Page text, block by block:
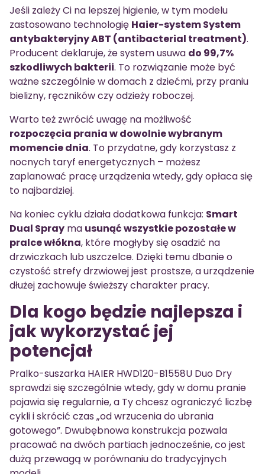
Jeśli zależy Ci na lepszej higienie, w tym modelu
zastosowano technologię Haier-system System
antybakteryjny ABT (antibacterial treatment).
Producent deklaruje, że system usuwa do 99,7%
szkodliwych bakterii. To rozwiązanie może być
ważne szczególnie w domach z dziećmi, przy praniu
bielizny, ręczników czy odzieży roboczej.
Warto też zwrócić uwagę na możliwość
rozpoczęcia prania w dowolnie wybranym
momencie dnia. To przydatne, gdy korzystasz z
nocnych taryf energetycznych – możesz
zaplanować pracę urządzenia wtedy, gdy opłaca się
to najbardziej.
Na koniec cyklu działa dodatkowa funkcja: Smart
Dual Spray ma usunąć wszystkie pozostałe w
pralce włókna, które mogłyby się osadzić na
drzwiczkach lub uszczelce. Dzięki temu dbanie o
czystość strefy drzwiowej jest prostsze, a urządzenie
dłużej zachowuje świeższy charakter pracy.
Dla kogo będzie najlepsza i
jak wykorzystać jej
potencjał
Pralko-suszarka HAIER HWD120-B1558U Duo Dry
sprawdzi się szczególnie wtedy, gdy w domu pranie
pojawia się regularnie, a Ty chcesz ograniczyć liczbę
cykli i skrócić czas „od wrzucenia do ubrania
gotowego”. Dwubębnowa konstrukcja pozwala
pracować na dwóch partiach jednocześnie, co jest
dużą przewagą w porównaniu do tradycyjnych